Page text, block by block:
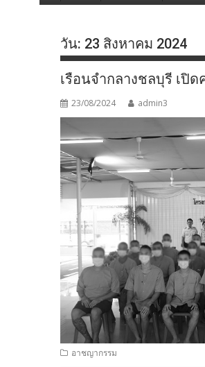
วัน: 23 สิงหาคม 2024
เรือนจำกลางชลบุรี เปิ
23/08/2024 admin3
อาชญากรรม